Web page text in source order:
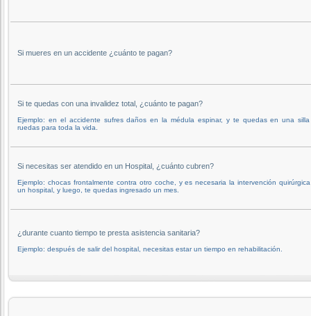
Si mueres en un accidente ¿cuánto te pagan?
Si te quedas con una invalidez total, ¿cuánto te pagan?
Ejemplo: en el accidente sufres daños en la médula espinar, y te quedas en una
ruedas para toda la vida.
Si necesitas ser atendido en un Hospital, ¿cuánto cubren?
Ejemplo: chocas frontalmente contra otro coche, y es necesaria la intervención
un hospital, y luego, te quedas ingresado un mes.
¿durante cuanto tiempo te presta asistencia sanitaria?
Ejemplo: después de salir del hospital, necesitas estar un tiempo en rehabilitación.